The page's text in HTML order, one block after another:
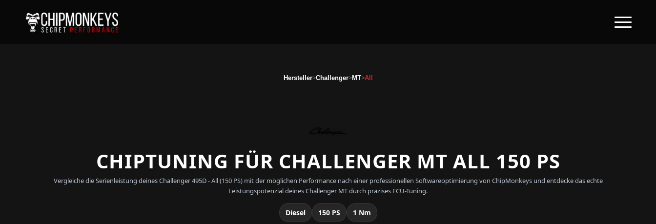
Hersteller>Challenger>MT>All
CHIPTUNING FÜR CHALLENGER MT ALL 150 PS
Vergleiche die Serienleistung deines Challenger 495D - All (150 PS) mit der möglichen Performance nach einer professionellen Softwareoptimierung von ChipMonkeys und entdecke das echte
Leistungspotenzial deines Challenger MT durch präzises ECU-Tuning.
Diesel 150 PS 1 Nm